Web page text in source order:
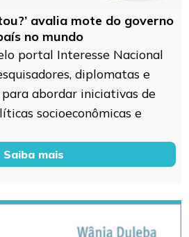
avalia mote do governo
no mundo
portal Interesse Nacional
diplomatas e
abordar iniciativas de
socioeconômicas e
Saiba mais